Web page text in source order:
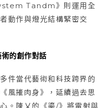
Tandm》則運用全
動作與燈光結構緊密交
的創作對話
件當代藝術和科技跨界的
風摧肉身》，延續過去思
。陳乂的《鎏/》將雷射與